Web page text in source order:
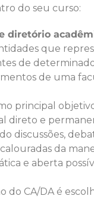
do seu curso:
diretório
que
de
de uma
principal
direto e
discussões,
da
e aberta
do CA/DA é